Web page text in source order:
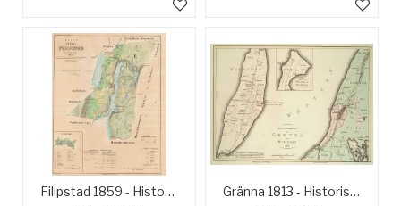
Filipstad 1859 - Historisk Karta Gränna 1813 - Historisk karta